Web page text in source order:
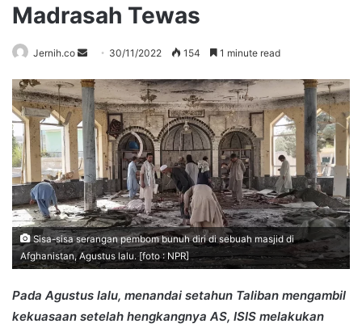
Madrasah Tewas
Jernih.co
Send
email
30/11/2022 154 1 minute read
Sisa-sisa serangan pembom bunuh diri di sebuah masjid di
Afghanistan, Agustus lalu. [foto : NPR]
Pada Agustus lalu, menandai setahun Taliban mengambil
kekuasaan setelah hengkangnya AS, ISIS melakukan